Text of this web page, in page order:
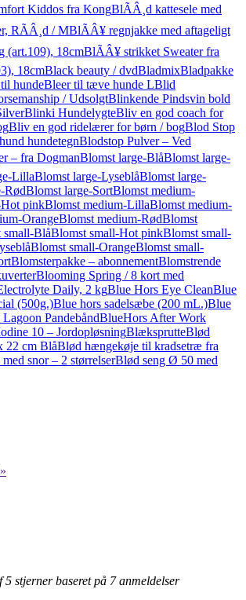
Kiddos fra KongBlÃÂ¸d kattesele med
RÃÂ¸d / MBlÃÂ¥ regnjakke med aftageligt
(art.109), 18cmBlÃÂ¥ strikket Sweater fra
18cmBlack beauty / dvdBladmixBladpakke
hundeBleer til tæve hunde LBlid
/ UdsolgtBlinkende Pindsvin bold
Blinki HundelygteBliv en god coach for
Bliv en god ridelærer for børn / bogBlod Stop
hundetegnBlodstop Pulver – Ved
– fra DogmanBlomst large-BlåBlomst large-
LillaBlomst large-LyseblåBlomst large-
RødBlomst large-SortBlomst medium-
pinkBlomst medium-LillaBlomst medium-
OrangeBlomst medium-RødBlomst
small-BlåBlomst small-Hot pinkBlomst small-
Blomst small-OrangeBlomst small-
Blomsterpakke – abonnementBlomstrende
Blooming Spring / 8 kort med
Daily, 2 kgBlue Hors Eye CleanBlue
(500g.)Blue hors sadelsæbe (200 mL.)Blue
PandebåndBlueHors After Work
10 – JordopløsningBlæksprutteBlød
22 cm BlåBlød hængekøje til kradsetræ fra
snor – 2 størrelserBlød seng Ø 50 med
5 stjerner baseret på 7anmeldelser